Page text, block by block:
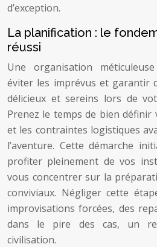
d’exception.
La planification : le
réussi
Une organisation
éviter les imprévus et garantir
délicieux et sereins lors de
Prenez le temps de bien définir
et les contraintes logistiques
l’aventure. Cette démarche
profiter pleinement de vos
vous concentrer sur la
conviviaux. Négliger cette
improvisations forcées, des
dans le pire des cas, un
civilisation.